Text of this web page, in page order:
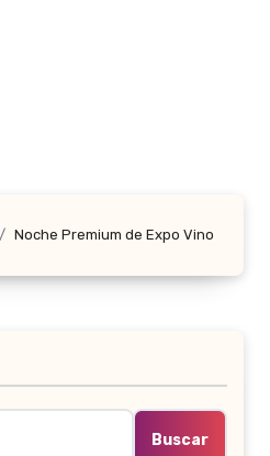
Noche Premium de Expo Vino
Buscar